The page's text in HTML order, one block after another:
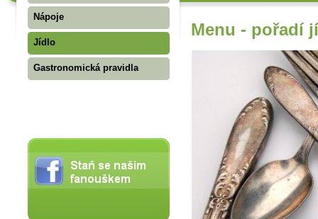
Nápoje
Jídlo
Gastronomická pravidla
Menu - pořadí